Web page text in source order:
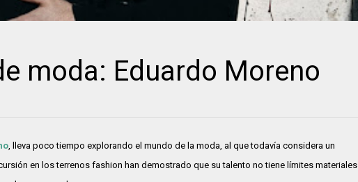
moda: Eduardo Moreno
, lleva poco tiempo explorando el mundo de la moda, al que todavía considera un
en los terrenos fashion han demostrado que su talento no tiene límites materiales.